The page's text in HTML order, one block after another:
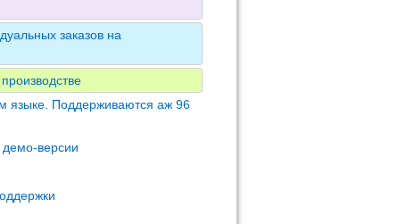
заказов на
языке. Поддерживаются аж 96
демо-версии